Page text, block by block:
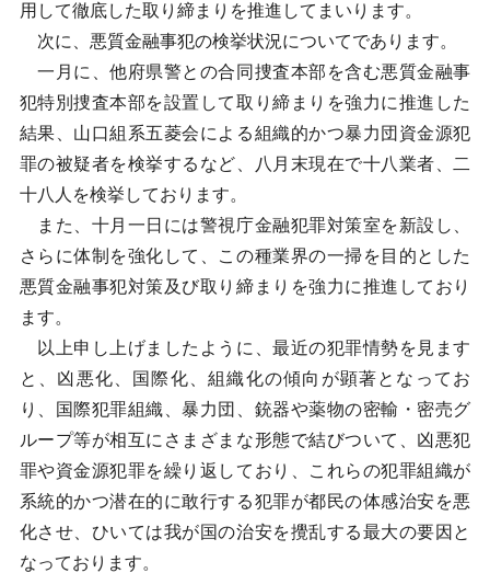
用して徹底した取り締まりを推進してまいります。
次に、悪質金融事犯の検挙状況についてであります。
一月に、他府県警との合同捜査本部を含む悪質金融事
犯特別捜査本部を設置して取り締まりを強力に推進した
結果、山口組系五菱会による組織的かつ暴力団資金源犯
罪の被疑者を検挙するなど、八月末現在で十八業者、二
十八人を検挙しております。
また、十月一日には警視庁金融犯罪対策室を新設し、
さらに体制を強化して、この種業界の一掃を目的とした
悪質金融事犯対策及び取り締まりを強力に推進しており
ます。
以上申し上げましたように、最近の犯罪情勢を見ます
と、凶悪化、国際化、組織化の傾向が顕著となってお
り、国際犯罪組織、暴力団、銃器や薬物の密輸・密売グ
ループ等が相互にさまざまな形態で結びついて、凶悪犯
罪や資金源犯罪を繰り返しており、これらの犯罪組織が
系統的かつ潜在的に敢行する犯罪が都民の体感治安を悪
化させ、ひいては我が国の治安を攪乱する最大の要因と
なっております。